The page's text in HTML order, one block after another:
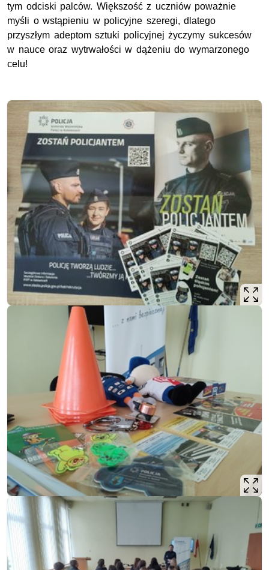
tym odciski palców. Większość z uczniów poważnie
myśli o wstąpieniu w policyjne szeregi, dlatego
przyszłym adeptom sztuki policyjnej życzymy sukcesów
w nauce oraz wytrwałości w dążeniu do wymarzonego
celu!